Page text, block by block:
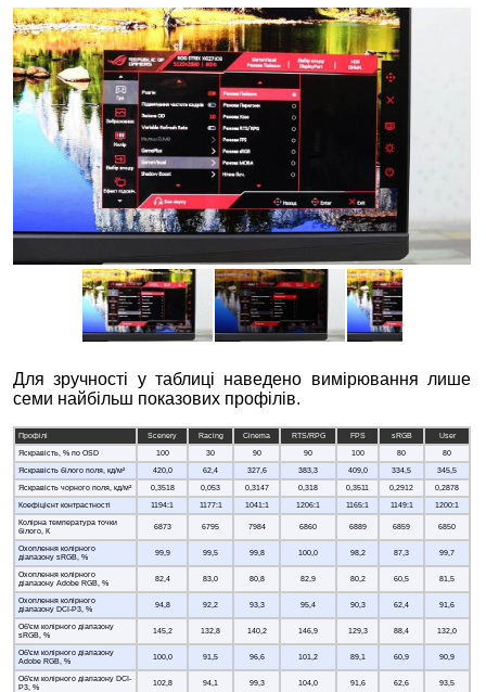
Для зручності у таблиці наведено вимірювання лише
семи найбільш показових профілів.
Профілі Scenery Racing Cinema RTS/RPG FPS sRGB
User
Яскравість, % по OSD
100 30 90 90 100 80
80
Яскравість білого поля, кд/м²
420,0 62,4 327,6 383,3 409,0 334,5
345,5
Яскравість чорного поля, кд/м²
0,3518 0,053 0,3147 0,318 0,3511 0,2912
0,2878
Коефіцієнт контрастності
1194:1 1177:1 1041:1 1206:1 1165:1 1149:1
1200:1
Колірна температура точки
білого, К
6873 6795 7984 6860 6889 6859 6850
Охоплення колірного
діапазону sRGB, %
99,9 99,5 99,8 100,0 98,2 87,3 99,7
Охоплення колірного
діапазону Adobe RGB, %
82,4 83,0 80,8 82,9 80,2 60,5 81,5
Охоплення колірного
діапазону DCI-P3, %
94,8 92,2 93,3 95,4 90,3 62,4 91,6
Об'єм колірного діапазону
sRGB, %
145,2 132,8 140,2 146,9 129,3 88,4 132,0
Об'єм колірного діапазону
Adobe RGB, %
100,0 91,5 96,6 101,2 89,1 60,9 90,9
Об'єм колірного діапазону DCI-
P3, %
102,8 94,1 99,3 104,0 91,6 62,6 93,5